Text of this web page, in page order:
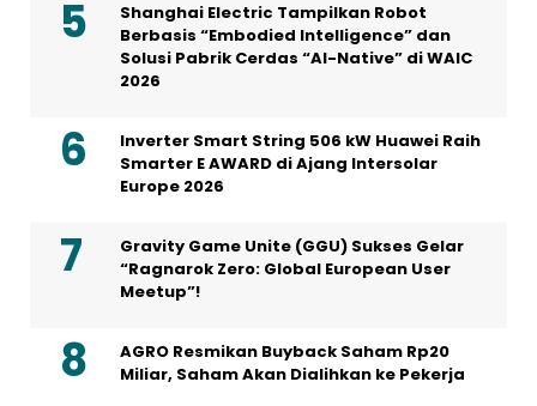
Shanghai Electric Tampilkan Robot
Berbasis “Embodied Intelligence” dan
Solusi Pabrik Cerdas “AI-Native” di WAIC
2026
Inverter Smart String 506 kW Huawei Raih
Smarter E AWARD di Ajang Intersolar
Europe 2026
Gravity Game Unite (GGU) Sukses Gelar
“Ragnarok Zero: Global European User
Meetup”!
AGRO Resmikan Buyback Saham Rp20
Miliar, Saham Akan Dialihkan ke Pekerja